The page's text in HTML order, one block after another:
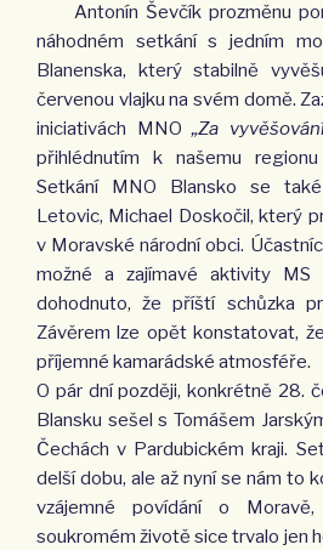
Antonín Ševčík prozměnu
náhodném setkání s jedním
Blanenska, který stabilně
červenou vlajku na svém domě.
iniciativách MNO„Za
přihlédnutím k našemu
Setkání MNO Blansko se
Letovic, Michael Doskočil, který
v Moravské národní obci.
možné a zajímavé aktivity
dohodnuto, že příští schůzka
Závěrem lze opět konstatovat,
příjemné kamarádské atmosféře.
O pár dní později, konkrétně 28.
Blansku sešel s Tomášem
Če­chách v Pardubickém kraji.
delší dobu, ale až nyní se nám to
vzájem­né povídání o
soukromém životě sice trvalo jen